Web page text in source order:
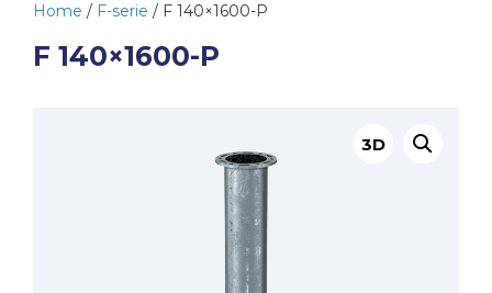
Home / F-serie / F 140×1600-P
F 140×1600-P
3D
B